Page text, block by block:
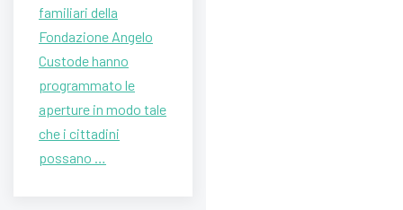
familiari della
Fondazione Angelo
Custode hanno
programmato le
aperture in modo tale
che i cittadini
possano …